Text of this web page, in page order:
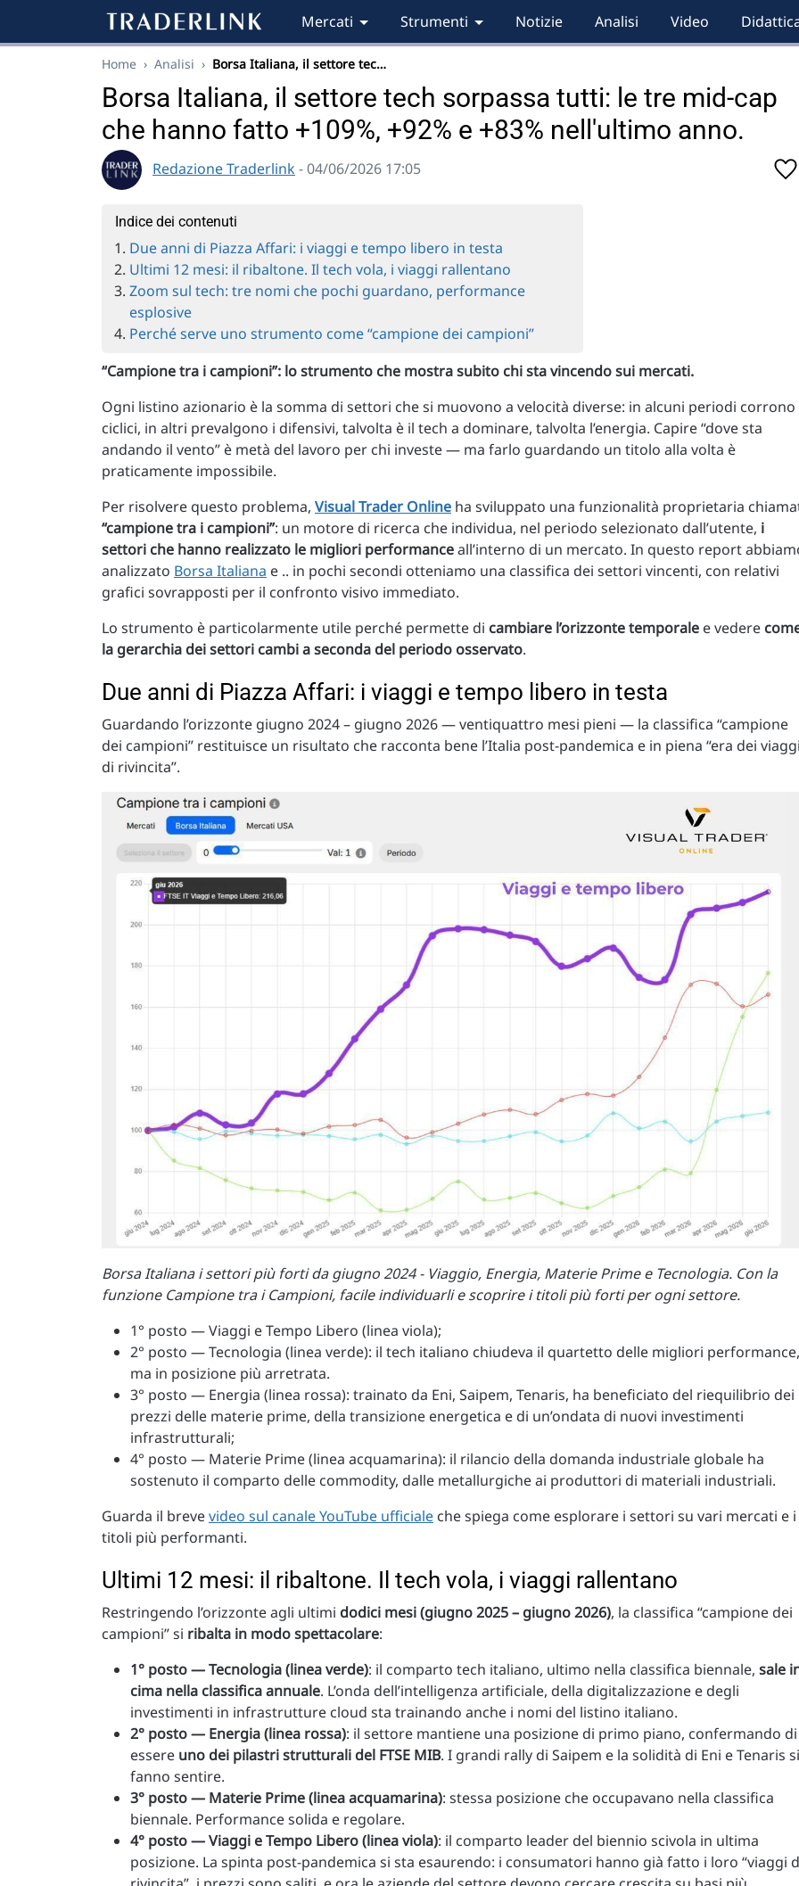
Mercati Strumenti Notizie Analisi Video
Home › Analisi › Borsa Italiana, il settore tec…
Borsa Italiana, il settore tech sorpassa tutti: le tre mid-cap
che hanno fatto +109%, +92% e +83% nell'ultimo anno.
Redazione Traderlink - 04/06/2026 17:05
Indice dei contenuti
Due anni di Piazza Affari: i viaggi e tempo libero in testa
Ultimi 12 mesi: il ribaltone. Il tech vola, i viaggi rallentano
Zoom sul tech: tre nomi che pochi guardano, performance
esplosive
Perché serve uno strumento come “campione dei campioni”
“Campione tra i campioni”: lo strumento che mostra subito chi sta vincendo sui mercati.
Ogni listino azionario è la somma di settori che si muovono a velocità diverse: in alcuni periodi corrono
ciclici, in altri prevalgono i difensivi, talvolta è il tech a dominare, talvolta l’energia. Capire “dove sta
andando il vento” è metà del lavoro per chi investe — ma farlo guardando un titolo alla volta è
praticamente impossibile.
Per risolvere questo problema, Visual Trader Online ha sviluppato una funzionalità proprietaria
“campione tra i campioni”: un motore di ricerca che individua, nel periodo selezionato dall’utente, i
settori che hanno realizzato le migliori performanceall’interno di un mercato. In questo report
analizzato Borsa Italiana e .. in pochi secondi otteniamo una classifica dei settori vincenti, con relativi
grafici sovrapposti per il confronto visivo immediato.
Lo strumento è particolarmente utile perché permette di cambiare l’orizzonte temporale e vedere
la gerarchia dei settori cambi a seconda del periodo osservato.
Due anni di Piazza Affari: i viaggi e tempo libero in testa
Guardando l’orizzonte giugno 2024 – giugno 2026 — ventiquattro mesi pieni — la classifica “campione
dei campioni” restituisce un risultato che racconta bene l’Italia post-pandemica e in piena “era dei viaggi
di rivincita”.
Borsa Italiana i settori più forti da giugno 2024 - Viaggio, Energia, Materie Prime e Tecnologia. Con la
funzione Campione tra i Campioni, facile individuarli e scoprire i titoli più forti per ogni settore.
1° posto — Viaggi e Tempo Libero (linea viola);
2° posto — Tecnologia (linea verde): il tech italiano chiudeva il quartetto delle migliori performance,
ma in posizione più arretrata.
3° posto — Energia (linea rossa): trainato da Eni, Saipem, Tenaris, ha beneficiato del riequilibrio dei
prezzi delle materie prime, della transizione energetica e di un’ondata di nuovi investimenti
infrastrutturali;
4° posto — Materie Prime (linea acquamarina): il rilancio della domanda industriale globale ha
sostenuto il comparto delle commodity, dalle metallurgiche ai produttori di materiali industriali.
Guarda il brevevideo sul canale YouTube ufficiale che spiega come esplorare i settori su vari mercati e i
titoli più performanti.
Ultimi 12 mesi: il ribaltone. Il tech vola, i viaggi rallentano
Restringendo l’orizzonte agli ultimi dodici mesi (giugno 2025 – giugno 2026), la classifica “campione dei
campioni” si ribalta in modo spettacolare:
1° posto — Tecnologia (linea verde): il comparto tech italiano, ultimo nella classifica biennale, sale
cima nella classifica annuale. L’onda dell’intelligenza artificiale, della digitalizzazione e degli
investimenti in infrastrutture cloud sta trainando anche i nomi del listino italiano.
2° posto — Energia (linea rossa): il settore mantiene una posizione di primo piano, confermando di
essere uno dei pilastri strutturali del FTSE MIB. I grandi rally di Saipem e la solidità di Eni e Tenaris si
fanno sentire.
3° posto — Materie Prime (linea acquamarina): stessa posizione che occupavano nella classifica
biennale. Performance solida e regolare.
4° posto — Viaggi e Tempo Libero (linea viola): il comparto leader del biennio scivola in ultima
posizione. La spinta post-pandemica si sta esaurendo: i consumatori hanno già fatto i loro “viaggi